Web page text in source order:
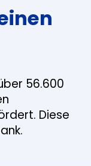
56.600
Diese